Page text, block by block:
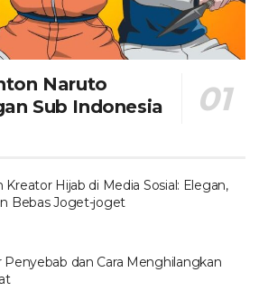
Naruto
Sub Indonesia
Hijab di Media Sosial: Elegan,
Bebas Joget-joget
Penyebab dan Cara Menghilangkan